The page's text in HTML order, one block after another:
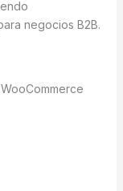
negocios B2B.